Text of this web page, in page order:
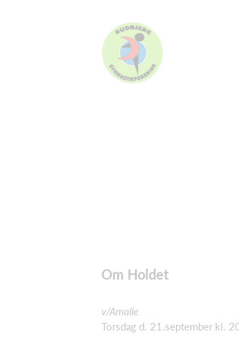
Om Holdet
v/Amalie
Torsdag d. 21.september kl.